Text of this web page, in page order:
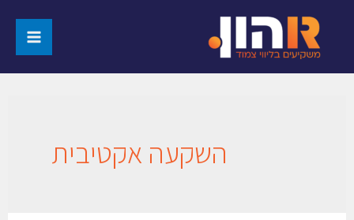
השקעה אקטיבית